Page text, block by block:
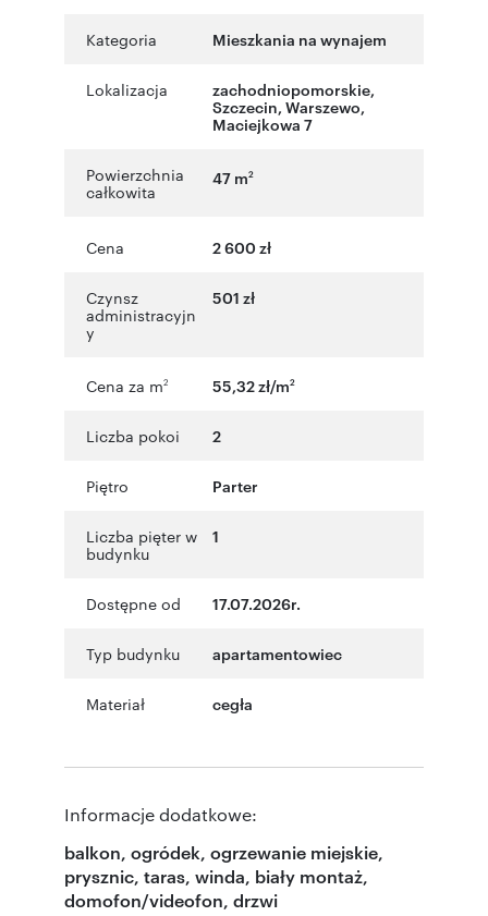
Kategoria Mieszkania na wynajem
Lokalizacja zachodniopomorskie,
Szczecin, Warszewo,
Maciejkowa 7
Powierzchnia
całkowita
47 m2
Cena 2 600 zł
Czynsz
administracyjn
y
501 zł
Cena za m2 55,32 zł/m2
Liczba pokoi 2
Piętro Parter
Liczba pięter w
budynku
1
Dostępne od 17.07.2026r.
Typ budynku apartamentowiec
Materiał cegła
Informacje dodatkowe:
balkon, ogródek, ogrzewanie miejskie,
prysznic, taras, winda, biały montaż,
domofon/videofon, drzwi